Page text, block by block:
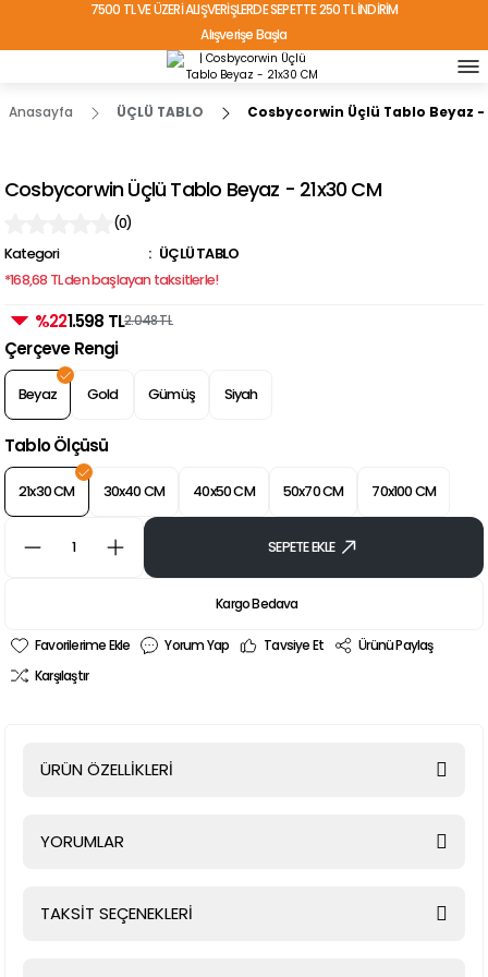
7500 TL VE ÜZERİ ALIŞVERİŞLERDE SEPETTE 250 TL İNDİRİM
Alışverişe Başla
TÜRKİYE'NİN HER YERİNE ÜCRETSİZ KARGO!
Anasayfa ÜÇLÜ TABLO Cosbycorwin Üçlü Tablo Beyaz -
Cosbycorwin Üçlü Tablo Beyaz - 21x30 CM
(0)
Kategori
ÜÇLÜ TABLO
*168,68 TL den başlayan taksitlerle!
%221.598 TL2.048 TL
Çerçeve Rengi
Beyaz Gold Gümüş Siyah
Tablo Ölçüsü
21x30 CM 30x40 CM 40x50 CM 50x70 CM 70x100 CM
SEPETE EKLE
Kargo Bedava
Yorum Yap Tavsiye Et
Ürünü Paylaş
Karşılaştır
ÜRÜN ÖZELLİKLERİ
YORUMLAR
TAKSİT SEÇENEKLERİ